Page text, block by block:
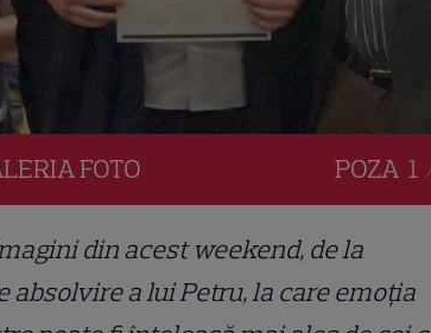
FOTO POZA 1
din acest weekend, de la
absolvire a lui Petru, la care emoția